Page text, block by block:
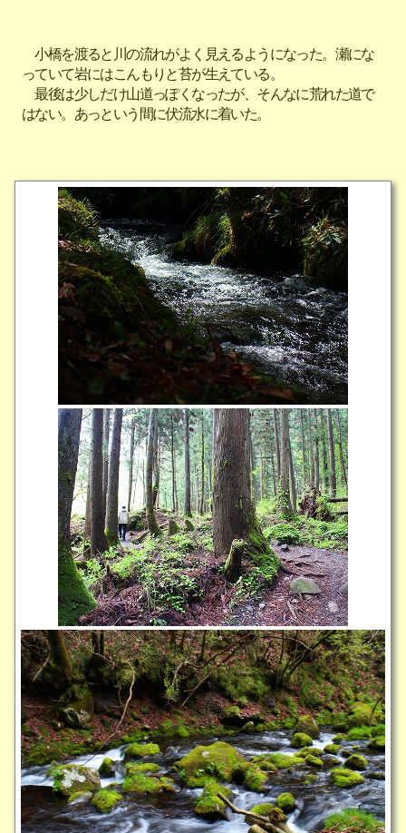
小橋を渡ると川の流れがよく見えるようになった。瀬にな
っていて岩にはこんもりと苔が生えている。
最後は少しだけ山道っぽくなったが、そんなに荒れた道で
はない。あっという間に伏流水に着いた。